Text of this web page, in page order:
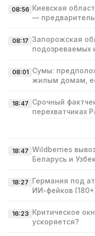
08:56 Киевская
—
08:17 Запорожская
подозреваемых
08:01 Сумы:
жилым домам,
18:47 Срочный
перехватчиках
18:47 Wildberries
Беларусь и
18:27 Германия под
ИИ‑фейков
16:23 Критическое
ускоряется?